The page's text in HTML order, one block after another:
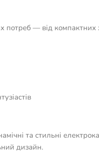
— від компактних
та стильні
дизайн.